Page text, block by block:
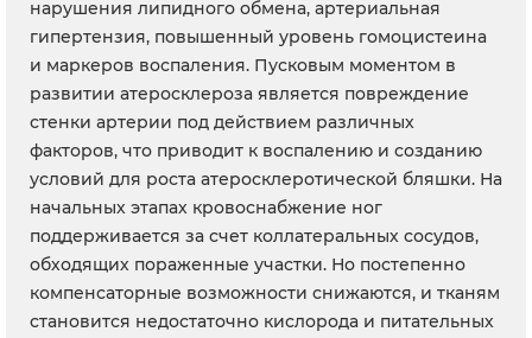
нарушения липидного обмена, артериальная
гипертензия, повышенный уровень гомоцистеина
и маркеров воспаления. Пусковым моментом в
развитии атеросклероза является повреждение
стенки артерии под действием различных
факторов, что приводит к воспалению и созданию
условий для роста атеросклеротической бляшки. На
начальных этапах кровоснабжение ног
поддерживается за счет коллатеральных сосудов,
обходящих пораженные участки. Но постепенно
компенсаторные возможности снижаются, и тканям
становится недостаточно кислорода и питательных